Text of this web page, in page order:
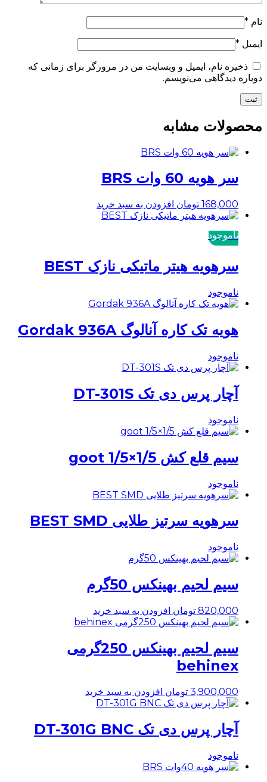
نام *
ایمیل *
ذخیره نام، ایمیل و وبسایت من در مرورگر برای زمانی که
دوباره دیدگاهی می‌نویسم.
محصولات مشابه
سر هویه 60 وات BRS
168,000 تومان افزودن به سبد خرید
ناموجود
سرهویه هیتر ماتیکی نازک BEST
ناموجود
هویه تک کاره آنالوگ Gordak 936A
ناموجود
آچار پرس دی تک DT-301S
ناموجود
سیم قلع کش goot 1/5×1/5
ناموجود
سرهویه سرتیز طلایی BEST SMD
ناموجود
سیم لحیم بهینکس 50گرم
820,000 تومان افزودن به سبد خرید
سیم لحیم بهینکس 250گرمی
behinex
3,900,000 تومان افزودن به سبد خرید
آچار پرس دی تک DT-301G BNC
ناموجود